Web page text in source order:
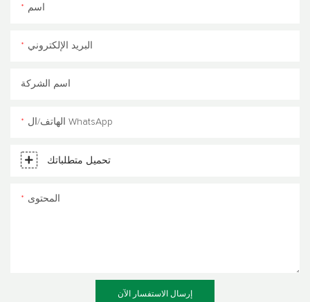
اسم
البريد الإلكتروني
اسم الشركة
الهاتف/ال WhatsApp
تحميل متطلباتك
المحتوى
إرسال الاستفسار الآن